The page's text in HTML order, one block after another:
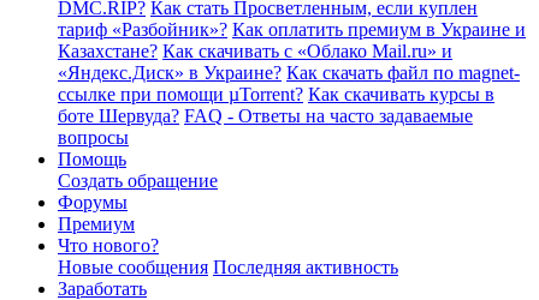
DMC.RIP? Как стать Просветленным, если куплен
тариф «Разбойник»? Как оплатить премиум в Украине и
Казахстане? Как скачивать с «Облако Mail.ru» и
«Яндекс.Диск» в Украине? Как скачать файл по magnet-
ссылке при помощи µTorrent? Как скачивать курсы в
боте Шервуда? FAQ - Ответы на часто задаваемые
вопросы
Помощь
Создать обращение
Форумы
Премиум
Что нового?
Новые сообщения Последняя активность
Заработать